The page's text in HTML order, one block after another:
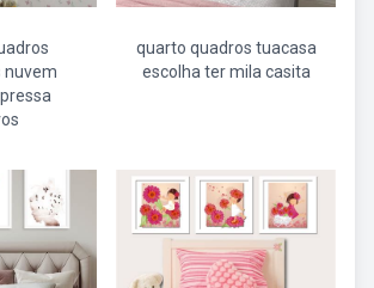
nuvem
quarto quadros tuacasa
escolha ter mila casita